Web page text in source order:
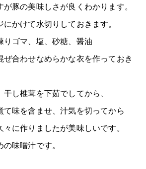
豚の美味しさが良くわかります。
かけて水切りしておきます。
りゴマ、塩、砂糖、醤油
ぜ合わせなめらかな衣を作っておき
し椎茸を下茹でしてから、
て味を含ませ、汁気を切ってから
に作りましたが美味しいです。
味噌汁です。